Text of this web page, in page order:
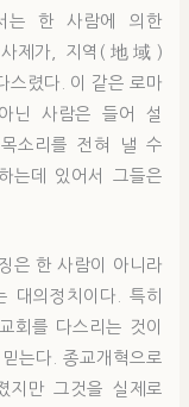
는 한 사람에 의한
제가, 지역(地域)
스렸다. 이 같은 로마
닌 사람은 들어 설
소리를 전혀 낼 수
는데 있어서 그들은
은 한 사람이 아니라
대의정치이다. 특히
회를 다스리는 것이
는다. 종교개혁으로
지만 그것을 실제로